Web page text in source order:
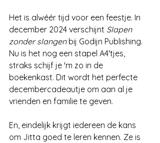
Het is alwéér tijd voor een feestje. In
december 2024 verschijnt Slapen
zonder slangen bij Godijn Publishing.
Nu is het nog een stapel A4'tjes,
straks schijf je 'm zo in de
boekenkast. Dit wordt het perfecte
decembercadeautje om aan al je
vrienden en familie te geven.
En, eindelijk krijgt iedereen de kans
om Jitta goed te leren kennen. Ze is